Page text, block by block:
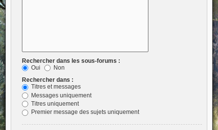
Rechercher dans les sous-forums :
Oui
Non
Rechercher dans :
Titres et messages
Messages uniquement
Titres uniquement
Premier message des sujets uniquement